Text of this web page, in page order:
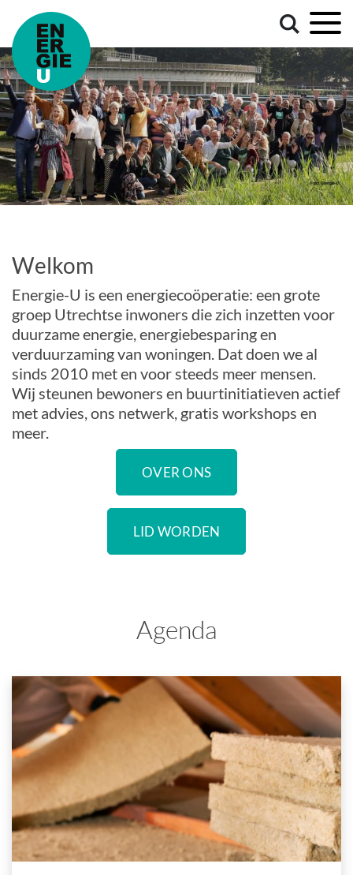
Welkom
Energie-U is een energiecoöperatie: een grote
groep Utrechtse inwoners die zich inzetten voor
duurzame energie, energiebesparing en
verduurzaming van woningen. Dat doen we al
sinds 2010 met en voor steeds meer mensen.
Wij steunen bewoners en buurtinitiatieven actief
met advies, ons netwerk, gratis workshops en
meer.
OVER ONS
LID WORDEN
Agenda